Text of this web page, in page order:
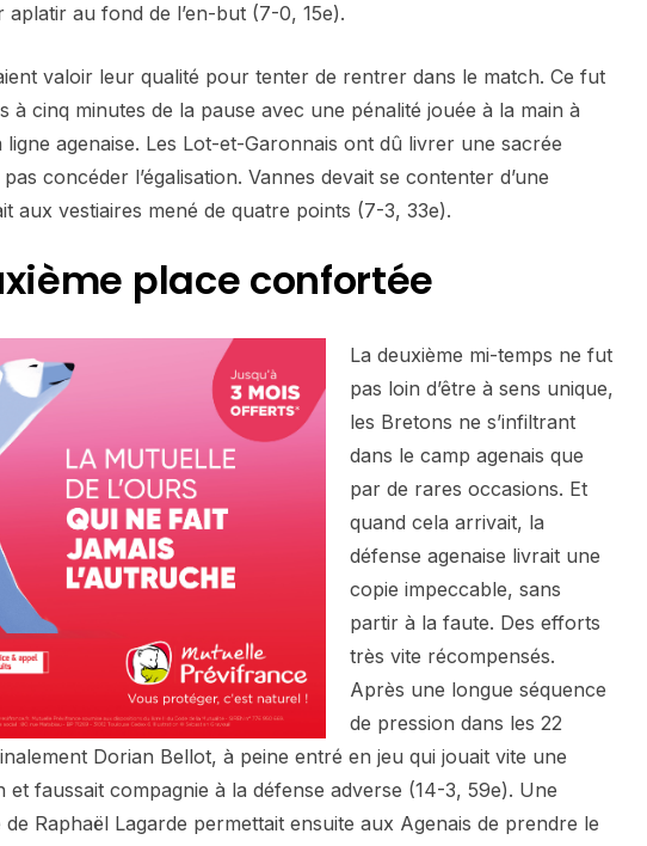
aplatir au fond de l’en-but (7-0, 15e).
valoir leur qualité pour tenter de rentrer dans le match. Ce fut
à cinq minutes de la pause avec une pénalité jouée à la main à
ligne agenaise. Les Lot-et-Garonnais ont dû livrer une sacrée
concéder l’égalisation. Vannes devait se contenter d’une
aux vestiaires mené de quatre points (7-3, 33e).
place confortée
La deuxième mi-temps ne fut
pas loin d’être à sens unique,
les Bretons ne s’infiltrant
dans le camp agenais que
par de rares occasions. Et
quand cela arrivait, la
défense agenaise livrait une
copie impeccable, sans
partir à la faute. Des efforts
très vite récompensés.
Après une longue séquence
de pression dans les 22
Dorian Bellot, à peine entré en jeu qui jouait vite une
et faussait compagnie à la défense adverse (14-3, 59e). Une
Raphaël Lagarde permettait ensuite aux Agenais de prendre le